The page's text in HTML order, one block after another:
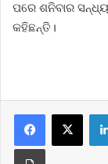
ପରେ ଶନିବାର
କହିଛନ୍ତି।